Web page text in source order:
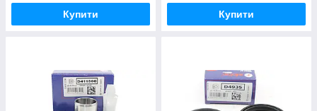
Купити Купити